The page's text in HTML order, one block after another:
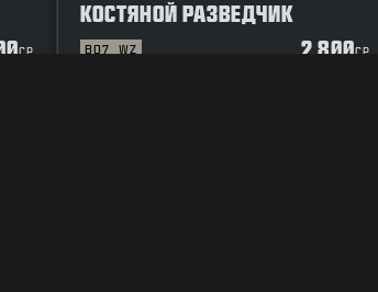
CP
КОСТЯНОЙ РАЗВЕДЧИК
BO7 WZ 2 800CP